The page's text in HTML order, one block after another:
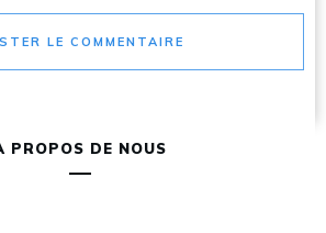
LE COMMENTAIRE
PROPOS DE NOUS